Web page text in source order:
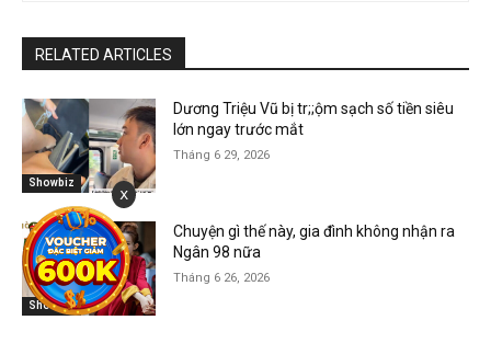
RELATED ARTICLES
Showbiz
Dương Triệu Vũ bị tr;;ộm sạch số tiền siêu
lớn ngay trước mắt
Tháng 6 29, 2026
Showbiz
Chuyện gì thế này, gia đình không nhận ra
Ngân 98 nữa
Tháng 6 26, 2026
x